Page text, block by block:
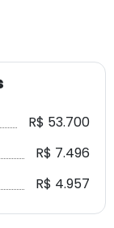
R$ 53.700
R$ 7.496
R$ 4.957